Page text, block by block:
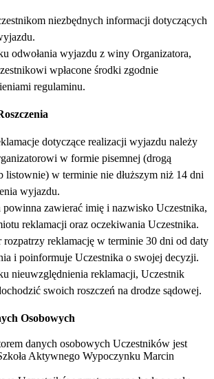
niezbędnych informacji dotyczących
odwołania wyjazdu z winy Organizatora,
wpłacone środki zgodnie
regulaminu.
dotyczące realizacji wyjazdu należy
w formie pisemnej (drogą
listownie) w terminie nie dłuższym niż 14 dni
wyjazdu.
powinna zawierać imię i nazwisko Uczestnika,
reklamacji oraz oczekiwania Uczestnika.
rozpatrzy reklamację w terminie 30 dni od daty
i poinformuje Uczestnika o swojej decyzji.
nieuwzględnienia reklamacji, Uczestnik
swoich roszczeń na drodze sądowej.
Osobowych
danych osobowych Uczestników jest
Aktywnego Wypoczynku Marcin